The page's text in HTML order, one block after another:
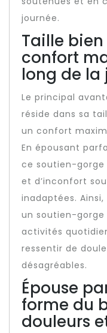
journée.
Taille
confort
long de la
Le principal
réside dans sa
un confort
En épousant
ce soutien-gorge
et d’inconfort
inadaptées.
un soutien-gorge
activités
ressentir de
désagréables.
Épouse
forme du
douleurs